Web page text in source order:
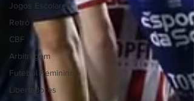
Jogos Escolares
Retrô
CBF
Arbitragem
Futebol Feminino
Libertadores